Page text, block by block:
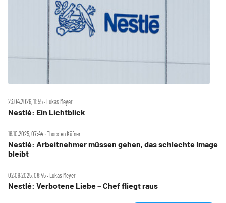
23.04.2026, 11:55 ‧ Lukas Meyer
Nestlé: Ein Lichtblick
16.10.2025, 07:44 ‧ Thorsten Küfner
Nestlé: Arbeitnehmer müssen gehen, das schlechte Image
bleibt
02.09.2025, 08:45 ‧ Lukas Meyer
Nestlé: Verbotene Liebe – Chef fliegt raus